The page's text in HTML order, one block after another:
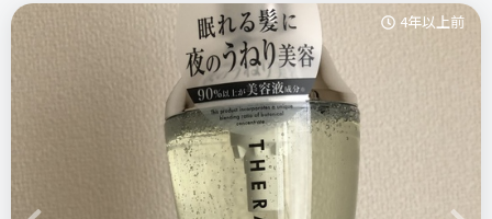
ミレアムヘアケアシャンプー シャンプー
＼ショップで商品を探す／
・癖も少し改善されるところ
泡立ちもあまり良くないし、手ですくうタイプのクリームシャ
ンプーなのですが、結構しっかり量を使わないと髪全体はしっ
洗ってる間はあまり感じませんが髪の毛がかなりキシキシす
る。洗う効果は高いのかもしれませんが、保湿力効果は全然感
匂いは自然な感じで特に強くもなくてほんのり香る程度。香り
4年以上前